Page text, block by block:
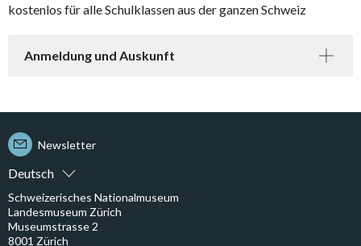
kostenlos für alle Schulklassen aus der ganzen Schweiz
Anmeldung und Auskunft
Deutsch
Newsletter
Schweizerisches Nationalmuseum
Landesmuseum Zürich
Museumstrasse 2
8001 Zürich